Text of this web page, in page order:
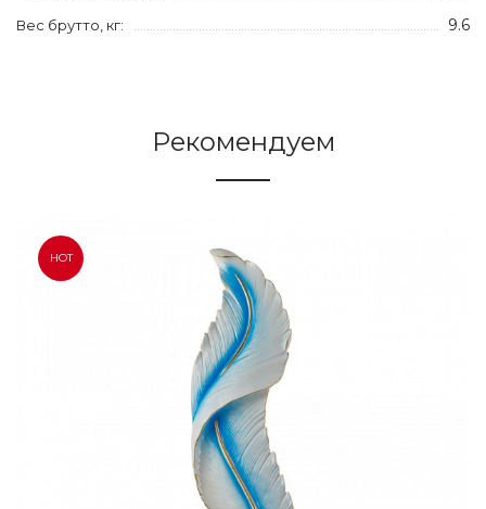
Вес брутто, кг: 9.6
Рекомендуем
HOT